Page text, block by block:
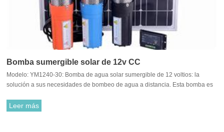
Bomba sumergible solar de 12v CC
Modelo: YM1240-30: Bomba de agua solar sumergible de 12 voltios: la
solución a sus necesidades de bombeo de agua a distancia. Esta bomba es
Leer más